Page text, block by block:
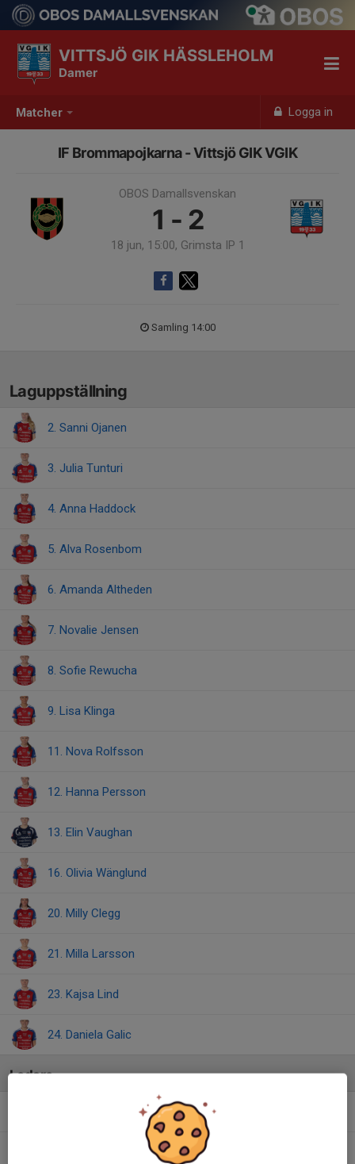
Matcher Logga in
VITTSJÖ GIK HÄSSLEHOLM
Damer
IF Brommapojkarna - Vittsjö GIK VGIK
OBOS Damallsvenskan
1 - 2
18 jun, 15:00, Grimsta IP 1
Samling 14:00
Laguppställning
2. Sanni Ojanen
3. Julia Tunturi
4. Anna Haddock
5. Alva Rosenbom
6. Amanda Altheden
7. Novalie Jensen
8. Sofie Rewucha
9. Lisa Klinga
11. Nova Rolfsson
12. Hanna Persson
13. Elin Vaughan
16. Olivia Wänglund
20. Milly Clegg
21. Milla Larsson
23. Kajsa Lind
24. Daniela Galic
Ledare
Assisterande tränare
Huvudtränare